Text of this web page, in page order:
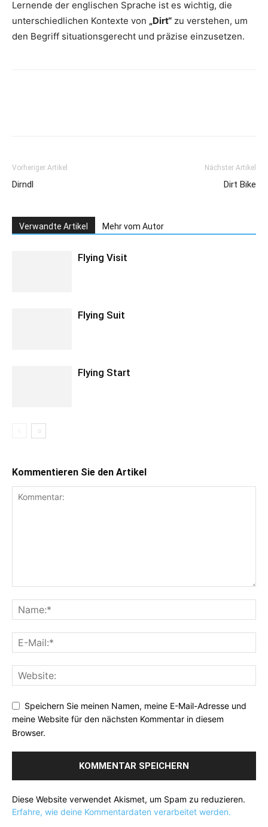
Lernende der englischen Sprache ist es wichtig, die
unterschiedlichen Kontexte von „Dirt“ zu verstehen, um
den Begriff situationsgerecht und präzise einzusetzen.
Vorheriger Artikel
Dirndl
Nächster Artikel
Dirt Bike
Verwandte Artikel Mehr vom Autor
Flying Visit
Flying Suit
Flying Start
Kommentieren Sie den Artikel
Speichern Sie meinen Namen, meine E-Mail-Adresse und
meine Website für den nächsten Kommentar in diesem
Browser.
Diese Website verwendet Akismet, um Spam zu reduzieren.
Erfahre, wie deine Kommentardaten verarbeitet werden.